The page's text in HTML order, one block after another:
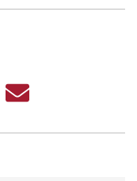
Share